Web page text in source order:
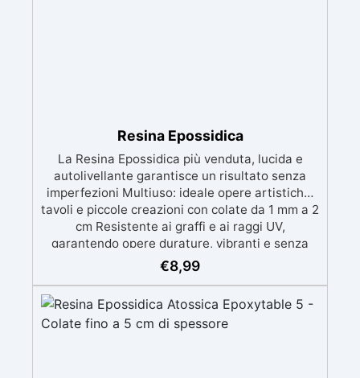
Resina Epossidica
La Resina Epossidica più venduta, lucida e
autolivellante garantisce un risultato senza
imperfezioni Multiuso: ideale opere artistiche,
tavoli e piccole creazioni con colate da 1 mm a 2
cm Resistente ai graffi e ai raggi UV,
garantendo opere durature, vibranti e senza
ingiallimenti nel tempo Bassa viscosità e
formula anti-bolle per risultati impeccabili,
Certificata Atossica post catalisi per contatto
con la pelle, BPA free e VoC Free
€8,99